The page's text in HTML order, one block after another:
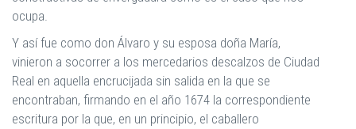
ocupa.
Y así fue como don Álvaro y su esposa doña María,
vinieron a socorrer a los mercedarios descalzos de Ciudad
Real en aquella encrucijada sin salida en la que se
encontraban, firmando en el año 1674 la correspondiente
escritura por la que, en un principio, el caballero